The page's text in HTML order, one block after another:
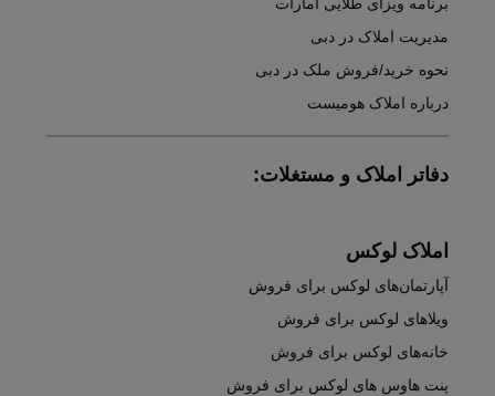
برنامه ویزای طلایی امارات
مدیریت املاک در دبی
نحوه خرید/فروش ملک در دبی
درباره املاک هومیست
دفاتر املاک و مستغلات:
املاک لوکس
آپارتمان‌های لوکس برای فروش
ویلاهای لوکس برای فروش
خانه‌های لوکس برای فروش
پنت هاوس های لوکس برای فروش